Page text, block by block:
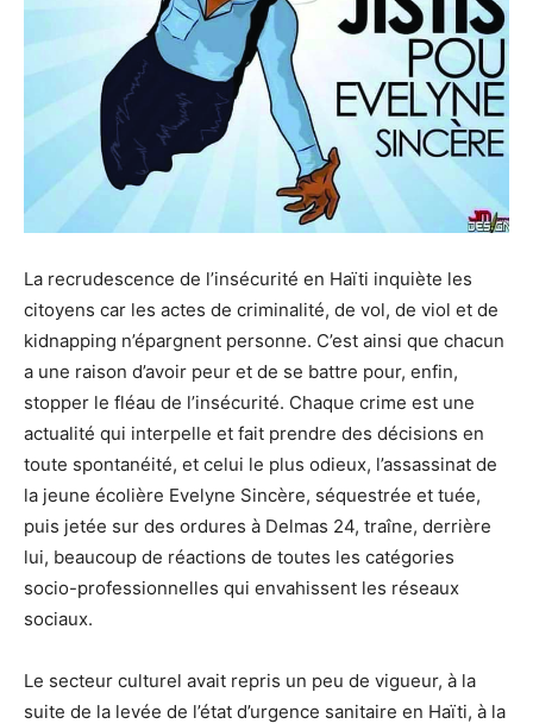
La recrudescence de l’insécurité en Haïti inquiète les
citoyens car les actes de criminalité, de vol, de viol et de
kidnapping n’épargnent personne. C’est ainsi que chacun
a une raison d’avoir peur et de se battre pour, enfin,
stopper le fléau de l’insécurité. Chaque crime est une
actualité qui interpelle et fait prendre des décisions en
toute spontanéité, et celui le plus odieux, l’assassinat de
la jeune écolière Evelyne Sincère, séquestrée et tuée,
puis jetée sur des ordures à Delmas 24, traîne, derrière
lui, beaucoup de réactions de toutes les catégories
socio-professionnelles qui envahissent les réseaux
sociaux.
Le secteur culturel avait repris un peu de vigueur, à la
suite de la levée de l’état d’urgence sanitaire en Haïti, à la